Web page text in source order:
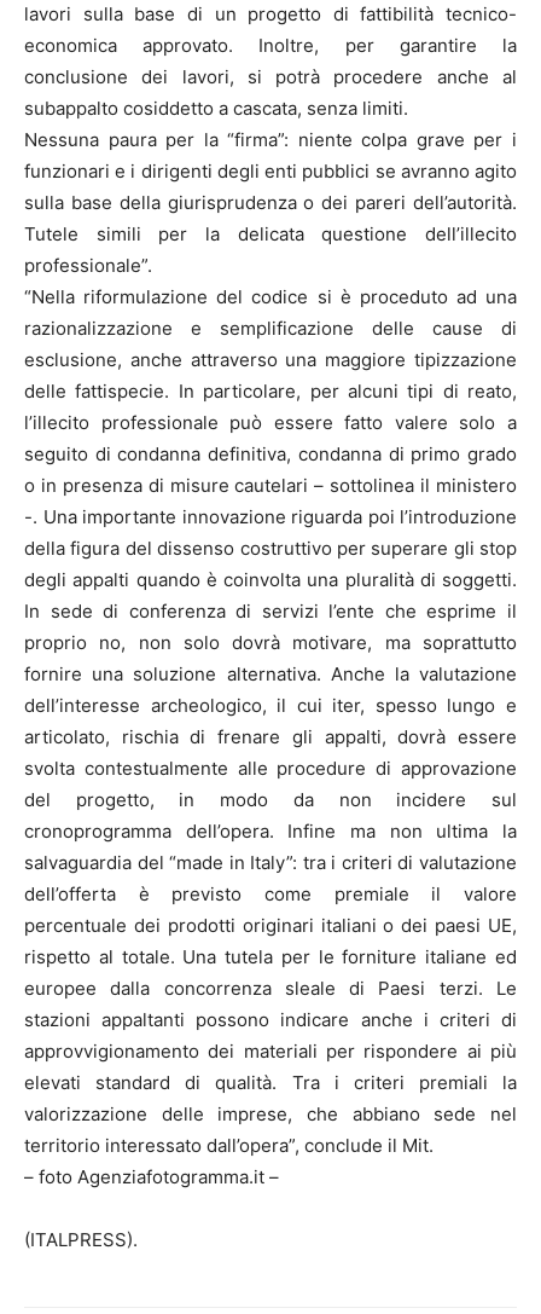
lavori sulla base di un progetto di fattibilità tecnico-
economica approvato. Inoltre, per garantire la
conclusione dei lavori, si potrà procedere anche al
subappalto cosiddetto a cascata, senza limiti.
Nessuna paura per la “firma”: niente colpa grave per i
funzionari e i dirigenti degli enti pubblici se avranno agito
sulla base della giurisprudenza o dei pareri dell’autorità.
Tutele simili per la delicata questione dell’illecito
professionale”.
“Nella riformulazione del codice si è proceduto ad una
razionalizzazione e semplificazione delle cause di
esclusione, anche attraverso una maggiore tipizzazione
delle fattispecie. In particolare, per alcuni tipi di reato,
l’illecito professionale può essere fatto valere solo a
seguito di condanna definitiva, condanna di primo grado
o in presenza di misure cautelari – sottolinea il ministero
-. Una importante innovazione riguarda poi l’introduzione
della figura del dissenso costruttivo per superare gli stop
degli appalti quando è coinvolta una pluralità di soggetti.
In sede di conferenza di servizi l’ente che esprime il
proprio no, non solo dovrà motivare, ma soprattutto
fornire una soluzione alternativa. Anche la valutazione
dell’interesse archeologico, il cui iter, spesso lungo e
articolato, rischia di frenare gli appalti, dovrà essere
svolta contestualmente alle procedure di approvazione
del progetto, in modo da non incidere sul
cronoprogramma dell’opera. Infine ma non ultima la
salvaguardia del “made in Italy”: tra i criteri di valutazione
dell’offerta è previsto come premiale il valore
percentuale dei prodotti originari italiani o dei paesi UE,
rispetto al totale. Una tutela per le forniture italiane ed
europee dalla concorrenza sleale di Paesi terzi. Le
stazioni appaltanti possono indicare anche i criteri di
approvvigionamento dei materiali per rispondere ai più
elevati standard di qualità. Tra i criteri premiali la
valorizzazione delle imprese, che abbiano sede nel
territorio interessato dall’opera”, conclude il Mit.
– foto Agenziafotogramma.it –
(ITALPRESS).